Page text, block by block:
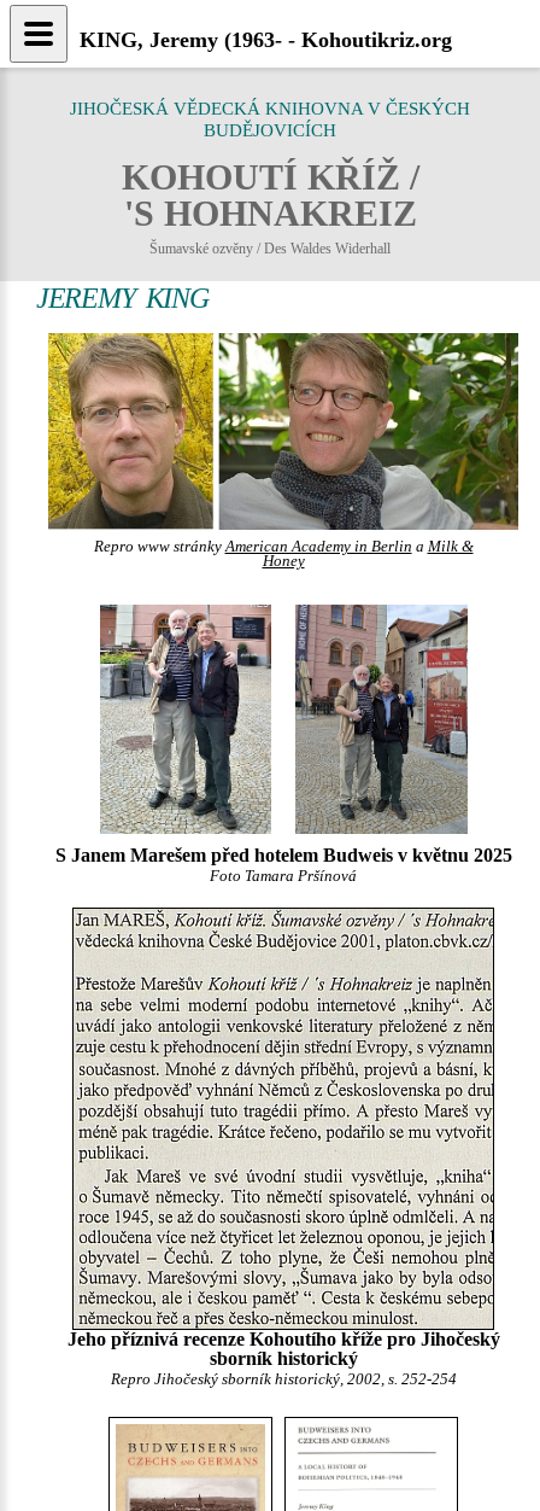
JIHOČESKÁ VĚDECKÁ KNIHOVNA V ČESKÝCH
BUDĚJOVICÍCH
KOHOUTÍ KŘÍŽ /
'S HOHNAKREIZ
Šumavské ozvěny / Des Waldes Widerhall
JEREMY KING
Repro www stránky American Academy in Berlin a Milk &
Honey
S Janem Marešem před hotelem Budweis v květnu 2025
Foto Tamara Pršínová
Jeho příznivá recenze Kohoutího kříže pro Jihočeský
sborník historický
Repro Jihočeský sborník historický, 2002, s. 252-254
KING, Jeremy (1963- - Kohoutikriz.org